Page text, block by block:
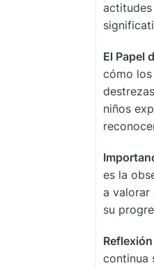
El Papel
cómo
niños
es la
a valorar
su
continua